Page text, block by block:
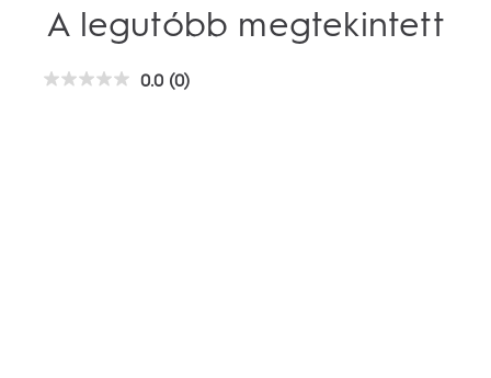
A legutóbb megtekintett
0.0 (0)
0.0